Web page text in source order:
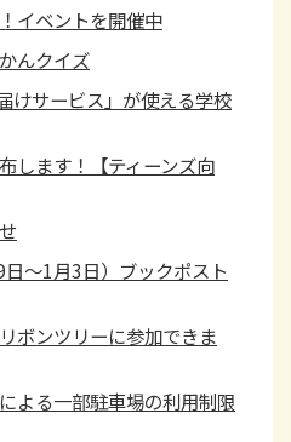
イベントを開催中
んクイズ
けサービス」が使える学校
します！【ティーンズ向
～1月3日）ブックポスト
ボンツリーに参加できま
よる一部駐車場の利用制限